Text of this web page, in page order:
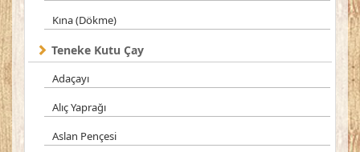
Kına (Dökme)
Teneke Kutu Çay
Adaçayı
Alıç Yaprağı
Aslan Pençesi